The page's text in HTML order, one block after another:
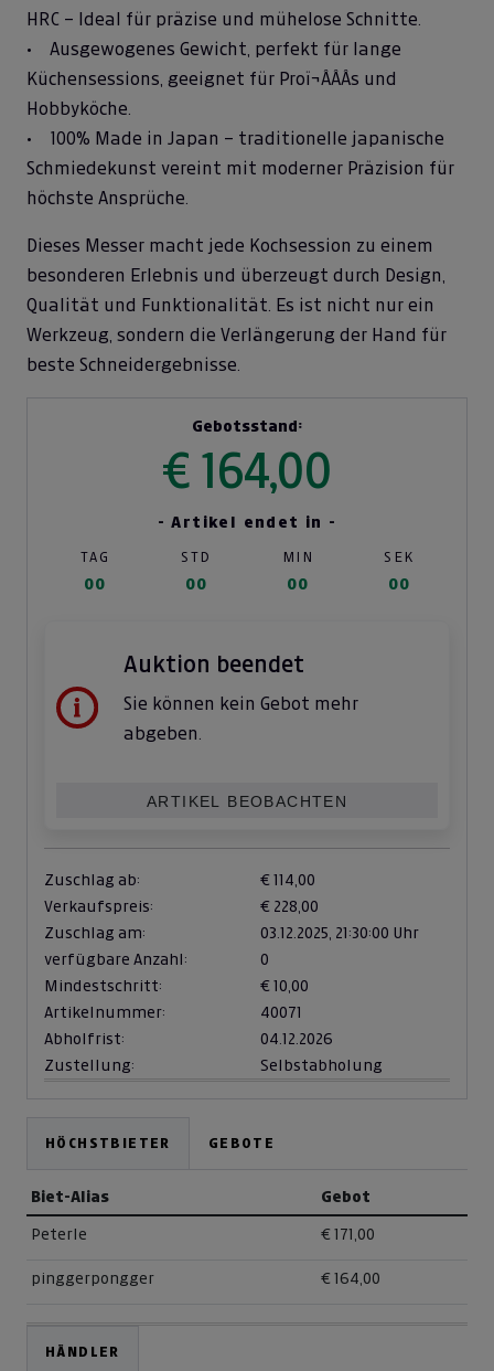
HRC – Ideal für präzise und mühelose Schnitte.
• Ausgewogenes Gewicht, perfekt für lange
Küchensessions, geeignet für Proï¬ÂÂÂs und
Hobbyköche.
• 100% Made in Japan – traditionelle japanische
Schmiedekunst vereint mit moderner Präzision für
höchste Ansprüche.
Dieses Messer macht jede Kochsession zu einem
besonderen Erlebnis und überzeugt durch Design,
Qualität und Funktionalität. Es ist nicht nur ein
Werkzeug, sondern die Verlängerung der Hand für
beste Schneidergebnisse.
Gebotsstand:
€ 164,00
- Artikel endet in -
TAG STD MIN SEK
00 00 00 00
Auktion beendet
Sie können kein Gebot mehr
abgeben.
ARTIKEL BEOBACHTEN
Zuschlag ab:
€ 114,00
Verkaufspreis:
€ 228,00
Zuschlag am:
03.12.2025, 21:30:00 Uhr
verfügbare Anzahl:
0
Mindestschritt:
€ 10,00
Artikelnummer:
40071
Abholfrist:
04.12.2026
Zustellung:
Selbstabholung
HÖCHSTBIETER GEBOTE
Biet-Alias Gebot
Peterle € 171,00
pinggerpongger € 164,00
HÄNDLER